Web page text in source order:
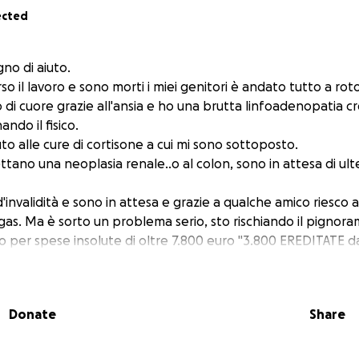
di aiuto.
il lavoro e sono morti i miei genitori è andato tutto a
di cuore grazie all'ansia e ho una brutta linfoadenopatia
il fisico.
alle cure di cortisone a cui mi sono sottoposto.
una neoplasia renale..o al colon, sono in attesa di
e sono in attesa e grazie a qualche amico riesco
Ma è sorto un problema serio, sto rischiando il
spese insolute di oltre 7.800 euro "3.800 EREDITATE
condominiale per eventi extra che mi
di aiuto, perchè rischio di perdere la casa. Se non riesco a
Donate Share